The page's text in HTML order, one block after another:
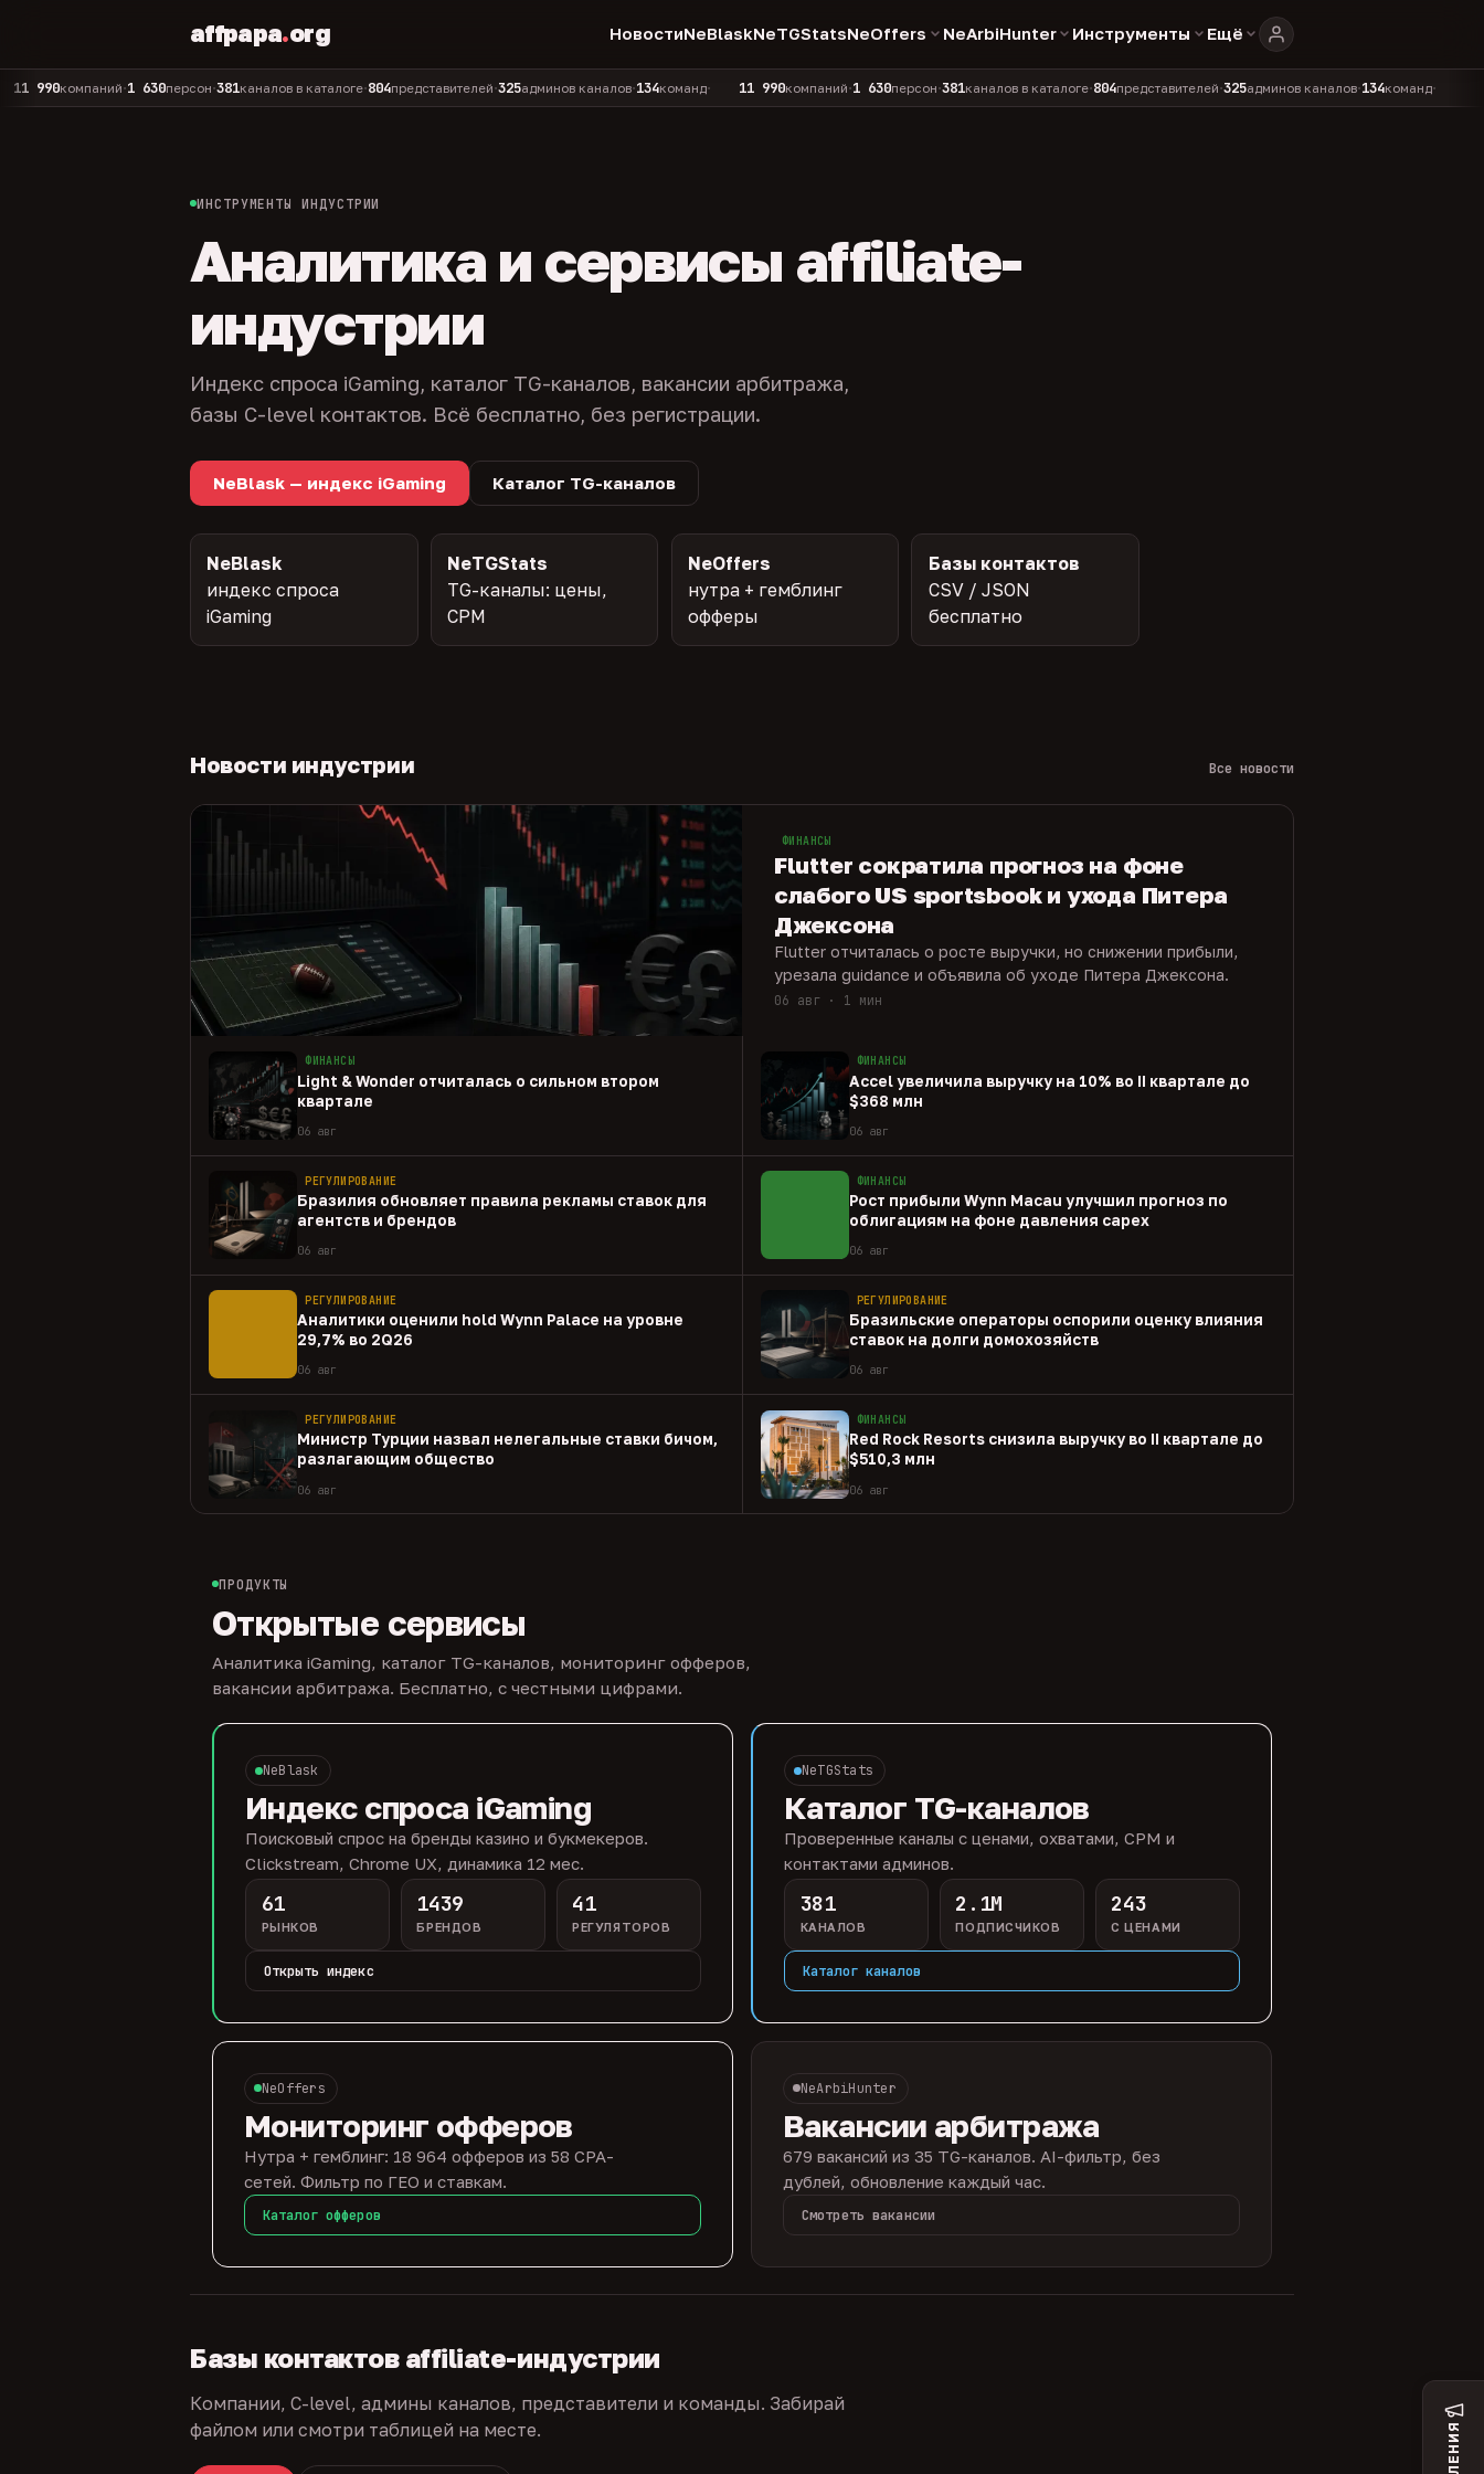
affpapa.org НовостиNeBlaskNeTGStatsNeOffers NeArbiHunter Инструменты Ещё
компаний•1 630персон•381каналов в каталоге•804представителей•325админов каналов •134команд• 11 990 компаний•1 630персон•381каналов в каталоге•804представителей•325админов каналов •134команд•
ИНСТРУМЕНТЫ ИНДУСТРИИ
Аналитика и сервисы affiliate-
индустрии
Индекс спроса iGaming, каталог TG-каналов, вакансии арбитража,
базы C-level контактов. Всё бесплатно, без регистрации.
NeBlask — индекс iGaming Каталог TG-каналов
NeBlask
индекс спроса
iGaming
NeTGStats
TG-каналы: цены,
CPM
NeOffers
нутра + гемблинг
офферы
Базы контактов
CSV / JSON
бесплатно
Новости индустрии Все новости
ФИНАНСЫ
Flutter сократила прогноз на фоне
слабого US sportsbook и ухода Питера
Джексона
Flutter отчиталась о росте выручки, но снижении прибыли,
урезала guidance и объявила об уходе Питера Джексона.
06 авг · 1 мин
ФИНАНСЫ
Light & Wonder отчиталась о сильном втором
квартале
06 авг
ФИНАНСЫ
Accel увеличила выручку на 10% во II квартале до
$368 млн
06 авг
РЕГУЛИРОВАНИЕ
Бразилия обновляет правила рекламы ставок для
агентств и брендов
06 авг
ФИНАНСЫ
Рост прибыли Wynn Macau улучшил прогноз по
облигациям на фоне давления capex
06 авг
РЕГУЛИРОВАНИЕ
Аналитики оценили hold Wynn Palace на уровне
29,7% во 2Q26
06 авг
РЕГУЛИРОВАНИЕ
Бразильские операторы оспорили оценку влияния
ставок на долги домохозяйств
06 авг
РЕГУЛИРОВАНИЕ
Министр Турции назвал нелегальные ставки бичом,
разлагающим общество
06 авг
ФИНАНСЫ
Red Rock Resorts снизила выручку во II квартале до
$510,3 млн
06 авг
ПРОДУКТЫ
Открытые сервисы
Аналитика iGaming, каталог TG-каналов, мониторинг офферов,
вакансии арбитража. Бесплатно, с честными цифрами.
NeBlask
Индекс спроса iGaming
Поисковый спрос на бренды казино и букмекеров.
Clickstream, Chrome UX, динамика 12 мес.
61
РЫНКОВ
1439
БРЕНДОВ
41
РЕГУЛЯТОРОВ
Открыть индекс
NeTGStats
Каталог TG-каналов
Проверенные каналы с ценами, охватами, CPM и
контактами админов.
381
КАНАЛОВ
2.1M
ПОДПИСЧИКОВ
243
С ЦЕНАМИ
Каталог каналов
NeOffers
Мониторинг офферов
Нутра + гемблинг: 18 964 офферов из 58 CPA-
сетей. Фильтр по ГЕО и ставкам.
Каталог офферов
NeArbiHunter
Вакансии арбитража
679 вакансий из 35 TG-каналов. AI-фильтр, без
дублей, обновление каждый час.
Смотреть вакансии
Базы контактов affiliate-индустрии
Компании, C-level, админы каналов, представители и команды. Забирай
файлом или смотри таблицей на месте.